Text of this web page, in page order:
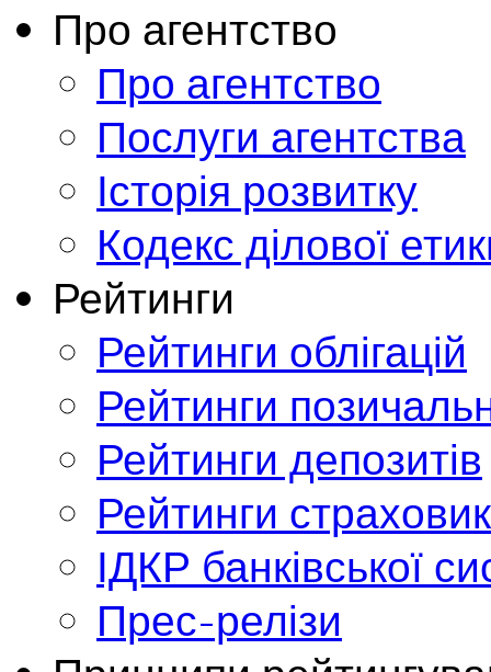
Про агентство
Про агентство
Послуги агентства
Історія розвитку
Кодекс ділової
Рейтинги
Рейтинги облігацій
Рейтинги
Рейтинги депозитів
Рейтинги
ІДКР банківської
Прес-релізи